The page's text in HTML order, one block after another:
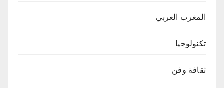
المغرب العربي
تكنولوجيا
ثقافة وفن